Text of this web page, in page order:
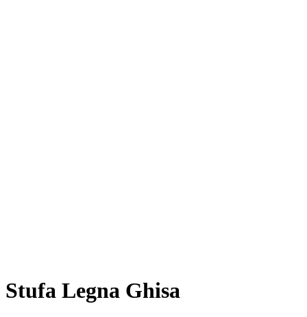
Stufa Legna Ghisa